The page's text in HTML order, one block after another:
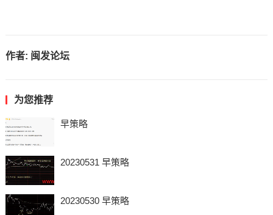
作者: 闽发论坛
为您推荐
早策略
20230531 早策略
20230530 早策略